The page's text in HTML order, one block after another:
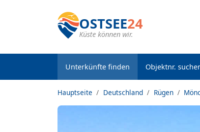
OSTSEE24
Küste können wir.
Unterkünfte finden Objektnr.
Hauptseite Deutschland Rügen